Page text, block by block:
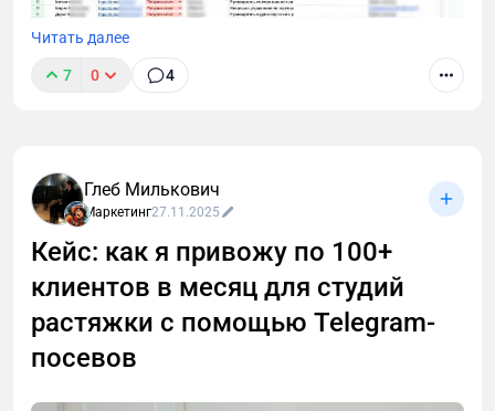
В этом лонгриде я расскажу, как через тернии проб
которые сделал после тысяч (!) холодных диалогов
с малым, средним и крупным бизнесом.
Читать далее
7 0 4
Глеб Милькович
Маркетинг27.11.2025
Кейс: как я привожу по 100+
клиентов в месяц для студий
растяжки с помощью Telegram-
посевов